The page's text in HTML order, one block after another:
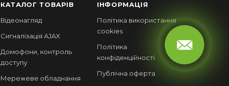
КАТАЛОГ ТОВАРІВ
Відеонагляд
Сигналізація AJAX
Домофони, контроль
доступу
Мережеве обладнання
ІНФОРМАЦІЯ
Політика використання
cookies
Політика
конфіденційності
Публічна оферта